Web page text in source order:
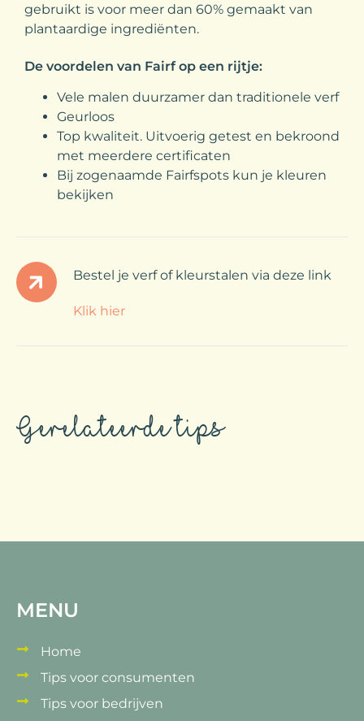
gebruikt is voor meer dan 60% gemaakt van
plantaardige ingrediënten.
De voordelen van Fairf op een rijtje:
Vele malen duurzamer dan traditionele verf
Geurloos
Top kwaliteit. Uitvoerig getest en bekroond
met meerdere certificaten
Bij zogenaamde Fairfspots kun je kleuren
bekijken
Bestel je verf of kleurstalen via deze link
Klik hier
Gerelateerde tips
MENU
Home
Tips voor consumenten
Tips voor bedrijven